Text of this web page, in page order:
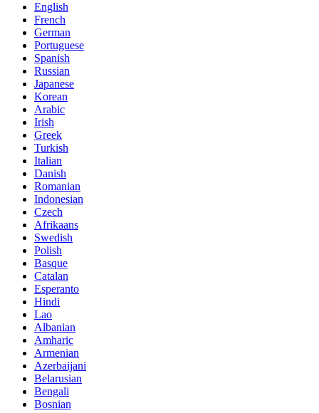
English
French
German
Portuguese
Spanish
Russian
Japanese
Korean
Arabic
Irish
Greek
Turkish
Italian
Danish
Romanian
Indonesian
Czech
Afrikaans
Swedish
Polish
Basque
Catalan
Esperanto
Hindi
Lao
Albanian
Amharic
Armenian
Azerbaijani
Belarusian
Bengali
Bosnian